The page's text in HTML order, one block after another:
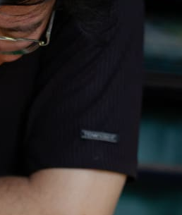
tặng tân gia
ƯU ĐÃIVận Chuyển Giao Nhận